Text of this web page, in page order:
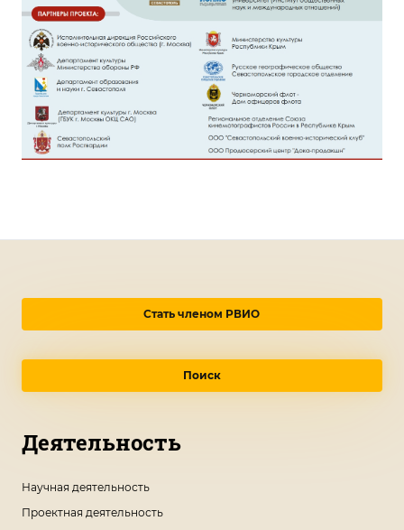
Стать членом РВИО
Поиск
Деятельность
Научная деятельность
Проектная деятельность